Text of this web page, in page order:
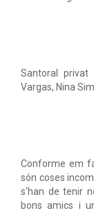
Santoral privat
Vargas, Nina
Conforme em
són coses
s'han de tenir
bons amics i